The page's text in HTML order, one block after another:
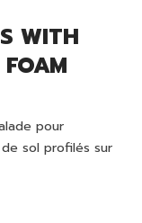
WITH
pour
sol profilés sur